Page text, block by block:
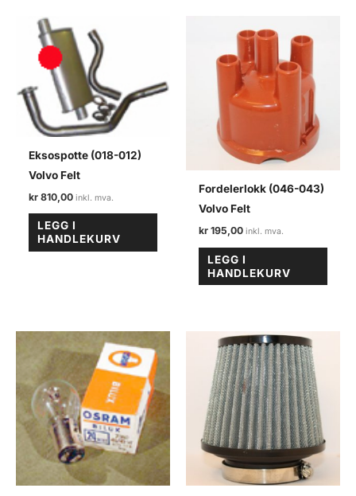
antall
Eksospotte (018-012)
Volvo Felt
kr 810,00
LEGG I
HANDLEKURV
Fordelerlokk (046-043)
Volvo Felt
kr 195,00
LEGG I
HANDLEKURV